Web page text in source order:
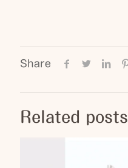
Share
Related posts